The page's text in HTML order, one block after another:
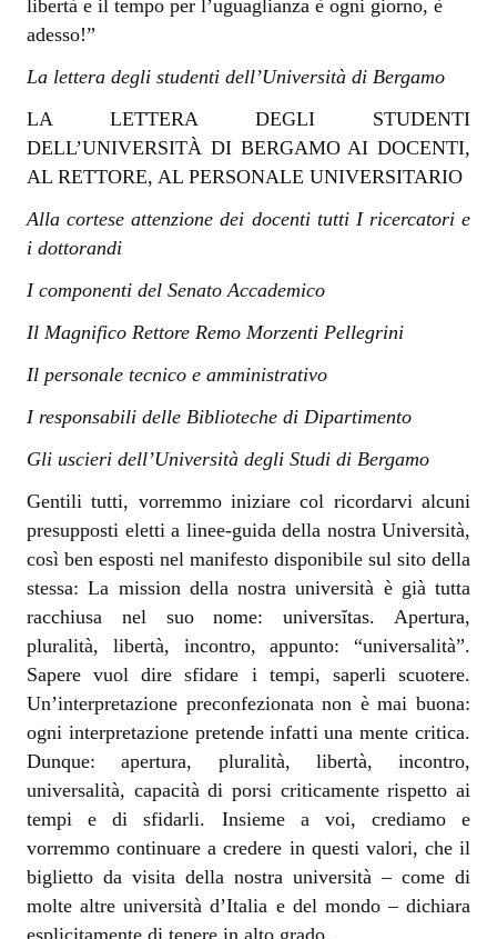
libertà e il tempo per l’uguaglianza è ogni giorno, è
adesso!”
La lettera degli studenti dell’Università di Bergamo
LA LETTERA DEGLI STUDENTI
DELL’UNIVERSITÀ DI BERGAMO AI DOCENTI,
AL RETTORE, AL PERSONALE UNIVERSITARIO
Alla cortese attenzione dei docenti tutti I ricercatori e
i dottorandi
I componenti del Senato Accademico
Il Magnifico Rettore Remo Morzenti Pellegrini
Il personale tecnico e amministrativo
I responsabili delle Biblioteche di Dipartimento
Gli uscieri dell’Università degli Studi di Bergamo
Gentili tutti, vorremmo iniziare col ricordarvi alcuni
presupposti eletti a linee-guida della nostra Università,
così ben esposti nel manifesto disponibile sul sito della
stessa: La mission della nostra università è già tutta
racchiusa nel suo nome: universĭtas. Apertura,
pluralità, libertà, incontro, appunto: “universalità”.
Sapere vuol dire sfidare i tempi, saperli scuotere.
Un’interpretazione preconfezionata non è mai buona:
ogni interpretazione pretende infatti una mente critica.
Dunque: apertura, pluralità, libertà, incontro,
universalità, capacità di porsi criticamente rispetto ai
tempi e di sfidarli. Insieme a voi, crediamo e
vorremmo continuare a credere in questi valori, che il
biglietto da visita della nostra università – come di
molte altre università d’Italia e del mondo – dichiara